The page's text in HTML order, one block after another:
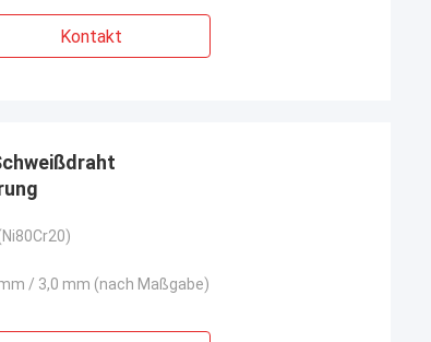
Kontakt
/ 3,0 mm (nach Maßgabe)